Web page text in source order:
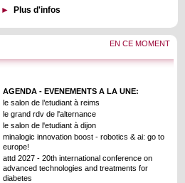
► Plus d'infos
EN CE MOMENT
AGENDA - EVENEMENTS A LA UNE:
le salon de l’etudiant à reims
le grand rdv de l'alternance
le salon de l'etudiant à dijon
minalogic innovation boost - robotics & ai: go to
europe!
attd 2027 - 20th international conference on
advanced technologies and treatments for
diabetes